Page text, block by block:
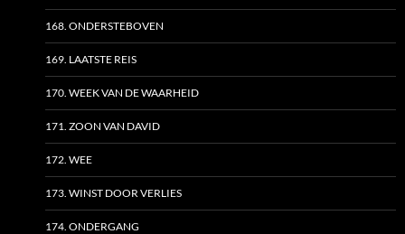
168. ONDERSTEBOVEN
169. LAATSTE REIS
170. WEEK VAN DE WAARHEID
171. ZOON VAN DAVID
172. WEE
173. WINST DOOR VERLIES
174. ONDERGANG